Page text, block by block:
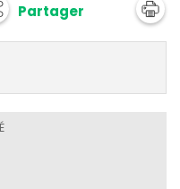
Partager